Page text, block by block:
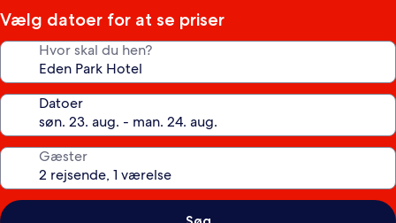
Vælg datoer for at se priser
Hvor skal du hen?
Datoer
Gæster